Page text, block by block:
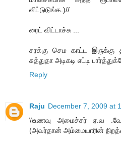
விட்டுடுங்க.)//
ரைட் விட்டாச்சு ...
சரக்கு செம காட்ட
சுத்துதா அடிகடி எட்டி
Reply
Raju December 7, 2009 at
\\உணவு அமைச்சர் ஏ.வ
(அவர்தான் அம்மையாரின்